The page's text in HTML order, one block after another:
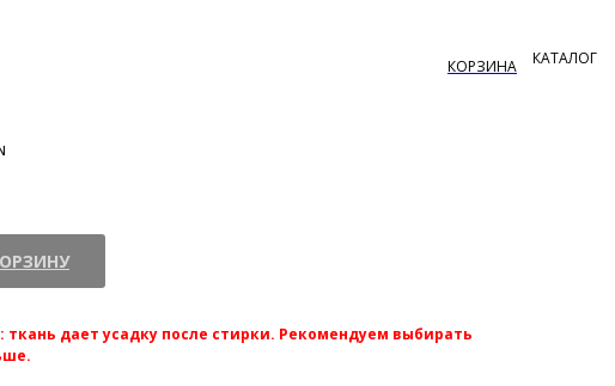
дает усадку после стирки. Рекомендуем выбирать